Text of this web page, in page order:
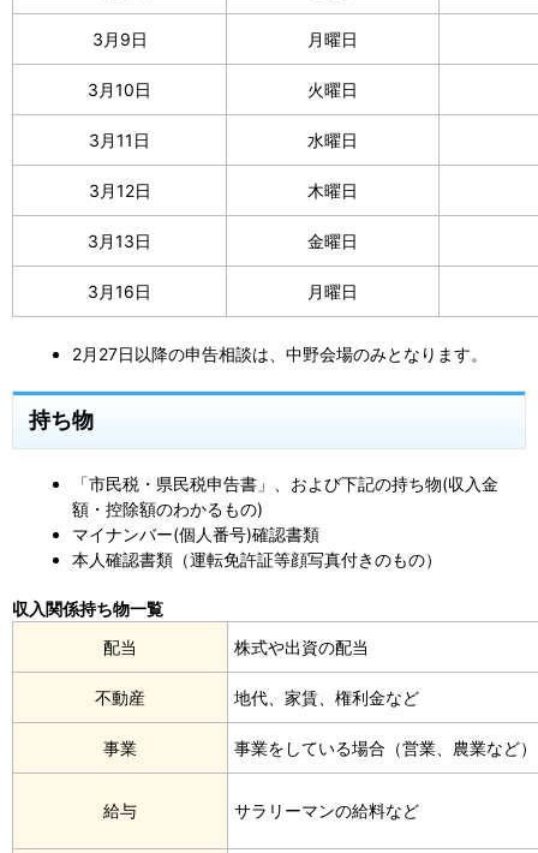
3月9日 月曜日
3月10日 火曜日
3月11日 水曜日
3月12日 木曜日
3月13日 金曜日
3月16日 月曜日
2月27日以降の申告相談は、中野会場のみとなります。
持ち物
「市民税・県民税申告書」、および下記の持ち物(収入金
額・控除額のわかるもの)
マイナンバー(個人番号)確認書類
本人確認書類（運転免許証等顔写真付きのもの）
収入関係持ち物一覧
配当
株式や出資の配当
不動産 地代、家賃、権利金など
事業 事業をしている場合（営業、農業など）
給与 サラリーマンの給料など